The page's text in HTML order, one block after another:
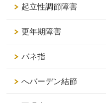
起立性調節障害
更年期障害
バネ指
へバーデン結節